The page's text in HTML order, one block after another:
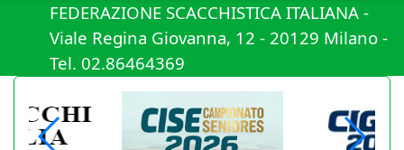
FEDERAZIONE SCACCHISTICA ITALIANA -
Viale Regina Giovanna, 12 - 20129 Milano -
Tel. 02.86464369